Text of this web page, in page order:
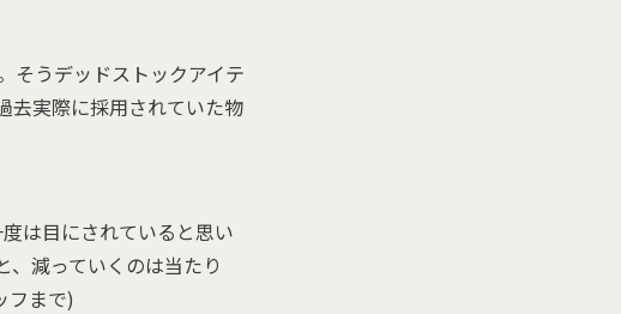
そうデッドストックアイテ
去実際に採用されていた物
は目にされていると思い
、減っていくのは当たり
フまで)